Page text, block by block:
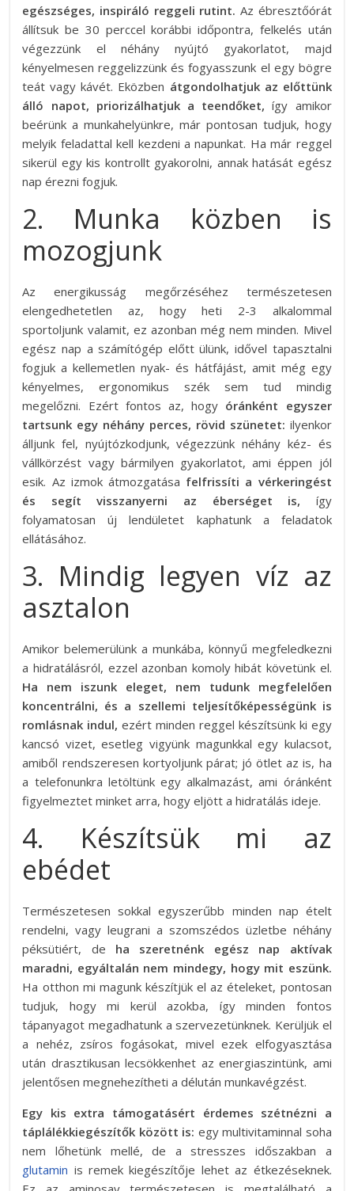
egészséges, inspiráló reggeli rutint. Az ébresztőórát
állítsuk be 30 perccel korábbi időpontra, felkelés után
végezzünk el néhány nyújtó gyakorlatot, majd
kényelmesen reggelizzünk és fogyasszunk el egy bögre
teát vagy kávét. Eközben átgondolhatjuk az előttünk
álló napot, priorizálhatjuk a teendőket, így amikor
beérünk a munkahelyünkre, már pontosan tudjuk, hogy
melyik feladattal kell kezdeni a napunkat. Ha már reggel
sikerül egy kis kontrollt gyakorolni, annak hatását egész
nap érezni fogjuk.
2. Munka közben is
mozogjunk
Az energikusság megőrzéséhez természetesen
elengedhetetlen az, hogy heti 2-3 alkalommal
sportoljunk valamit, ez azonban még nem minden. Mivel
egész nap a számítógép előtt ülünk, idővel tapasztalni
fogjuk a kellemetlen nyak- és hátfájást, amit még egy
kényelmes, ergonomikus szék sem tud mindig
megelőzni. Ezért fontos az, hogy óránként egyszer
tartsunk egy néhány perces, rövid szünetet: ilyenkor
álljunk fel, nyújtózkodjunk, végezzünk néhány kéz- és
vállkörzést vagy bármilyen gyakorlatot, ami éppen jól
esik. Az izmok átmozgatása felfrissíti a vérkeringést
és segít visszanyerni az éberséget is, így
folyamatosan új lendületet kaphatunk a feladatok
ellátásához.
3. Mindig legyen víz az
asztalon
Amikor belemerülünk a munkába, könnyű megfeledkezni
a hidratálásról, ezzel azonban komoly hibát követünk el.
Ha nem iszunk eleget, nem tudunk megfelelően
koncentrálni, és a szellemi teljesítőképességünk is
romlásnak indul,ezért minden reggel készítsünk ki egy
kancsó vizet, esetleg vigyünk magunkkal egy kulacsot,
amiből rendszeresen kortyoljunk párat; jó ötlet az is, ha
a telefonunkra letöltünk egy alkalmazást, ami óránként
figyelmeztet minket arra, hogy eljött a hidratálás ideje.
4. Készítsük mi az
ebédet
Természetesen sokkal egyszerűbb minden nap ételt
rendelni, vagy leugrani a szomszédos üzletbe néhány
péksütiért, de ha szeretnénk egész nap aktívak
maradni, egyáltalán nem mindegy, hogy mit eszünk.
Ha otthon mi magunk készítjük el az ételeket, pontosan
tudjuk, hogy mi kerül azokba, így minden fontos
tápanyagot megadhatunk a szervezetünknek. Kerüljük el
a nehéz, zsíros fogásokat, mivel ezek elfogyasztása
után drasztikusan lecsökkenhet az energiaszintünk, ami
jelentősen megnehezítheti a délután munkavégzést.
Egy kis extra támogatásért érdemes szétnézni a
táplálékkiegészítők között is: egy multivitaminnal soha
nem lőhetünk mellé, de a stresszes időszakban a
glutamin is remek kiegészítője lehet az étkezéseknek.